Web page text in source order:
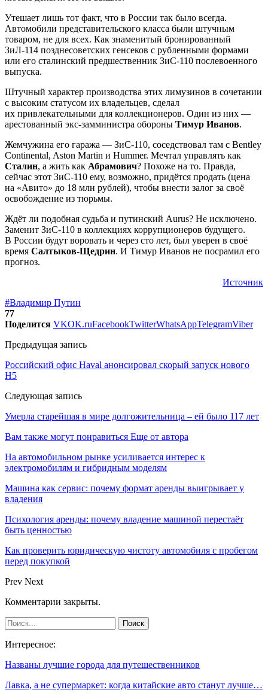
Утешает лишь тот факт, что в России так было всегда.
Автомобили представительского класса были штучным
товаром, не для всех. Как знаменитый бронированный
ЗиЛ-114 позднесоветских генсеков с рубленными формами
или его сталинский предшественник ЗиС-110 послевоенного
выпуска.
Штучный характер производства этих лимузинов в сочетании
с высоким статусом их владельцев, сделал
их привлекательными для коллекционеров. Один из них —
арестованный экс-замминистра обороны Тимур Иванов.
Жемчужина его гаража — ЗиС-110, соседствовал там с Bentley
Continental, Aston Martin и Hummer. Мечтал управлять как
Сталин, а жить как Абрамович? Похоже на то. Правда,
сейчас этот ЗиС-110 ему, возможно, придётся продать (цена
на «Авито» до 18 млн рублей), чтобы внести залог за своё
освобождение из тюрьмы.
Ждёт ли подобная судьба и путинский Aurus? Не исключено.
Заменит ЗиС-110 в коллекциях коррупционеров будущего.
В России будут воровать и через сто лет, был уверен в своё
время Салтыков-Щедрин. И Тимур Иванов не посрамил его
прогноз.
Источник
#Владимир Путин
77
Поделится VKOK.ruFacebookTwitterWhatsAppTelegramViber
Предыдущая запись
Российский офис Haval анонсировал скорый запуск нового
H5
Следующая запись
Умерла старейшая в мире долгожительница – ей было 117 лет
Вам также могут понравиться Еще от автора
На автомобильном рынке усиливается интерес к
электромобилям и гибридным моделям
Машина как сервис: почему формат аренды выигрывает у
владения
Психология аренды: почему владение машиной перестаёт
быть ценностью
Как проверить юридическую чистоту автомобиля с пробегом
перед покупкой
Prev Next
Комментарии закрыты.
Интересное:
Названы лучшие города для путешественников
Лавка, а не супермаркет: когда китайские авто станут лучше…